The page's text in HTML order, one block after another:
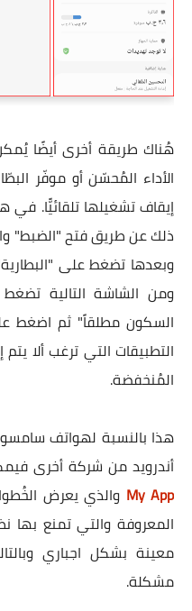
هُناك طريقة أخرى أيضًا
الأداء المُحسّن أو موفّر
إيقاف تشغيلها تلقائيًّا.
ذلك عن طريق فتح "الضبط"
وبعدها تضغط على
ومن الشاشة التالية
السكون مطلقاً" ثم اضغط
التطبيقات التي ترغب ألا
المُنخفضة.
هذا بالنسبة لهواتف
أندرويد من شركة أخرى
My App والذي يعرض
المعروفة والتي تمنع بها
معينة بشكل اجباري
مشكلة.